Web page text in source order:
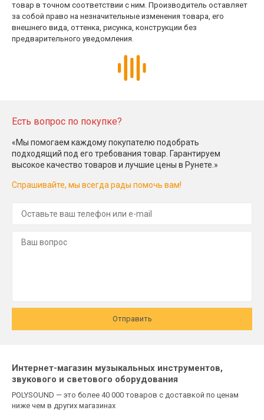
товар в точном соответствии с ним. Производитель оставляет
за собой право на незначительные изменения товара, его
внешнего вида, оттенка, рисунка, конструкции без
предварительного уведомления.
Есть вопрос по покупке?
«Мы помогаем каждому покупателю подобрать
подходящий под его требования товар. Гарантируем
высокое качество товаров и лучшие цены в Рунете.»
Спрашивайте, мы всегда рады помочь вам!
Отправить
Интернет-магазин музыкальных инструментов,
звукового и светового оборудования
POLYSOUND — это более 40 000 товаров с доставкой по ценам
ниже чем в других магазинах